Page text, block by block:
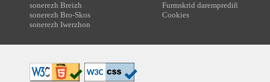
sonerezh Breizh
sonerezh Bro-Skos
sonerezh Iwerzhon
Furmskrid daremprediñ
Cookies